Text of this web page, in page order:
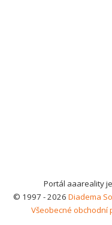
Portál aaareality
© 1997 - 2026 Diadema
Všeobecné obchodní